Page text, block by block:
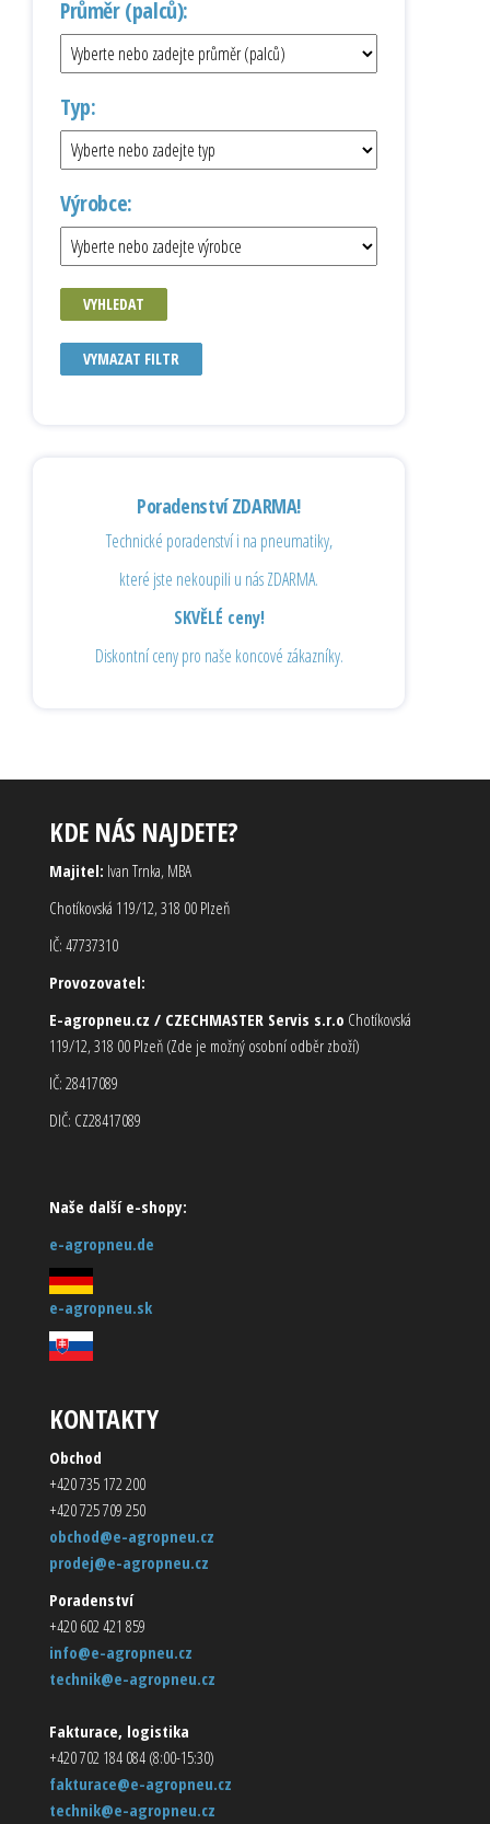
Průměr (palců):
Typ:
Výrobce:
VYHLEDAT
VYMAZAT FILTR
Poradenství ZDARMA!
Technické poradenství i na pneumatiky,
které jste nekoupili u nás ZDARMA.
SKVĚLÉ ceny!
Diskontní ceny pro naše koncové zákazníky.
KDE NÁS NAJDETE?
Majitel: Ivan Trnka, MBA
Chotíkovská 119/12, 318 00 Plzeň
IČ: 47737310
Provozovatel:
E-agropneu.cz / CZECHMASTER Servis s.r.o Chotíkovská
119/12, 318 00 Plzeň (Zde je možný osobní odběr zboží)
IČ: 28417089
DIČ: CZ28417089
Naše další e-shopy:
e-agropneu.de
e-agropneu.sk
KONTAKTY
Obchod
+420 735 172 200
+420 725 709 250
obchod@e-agropneu.cz
prodej@e-agropneu.cz
Poradenství
+420 602 421 859
info@e-agropneu.cz
technik@e-agropneu.cz
Fakturace, logistika
+420 702 184 084 (8:00-15:30)
fakturace@e-agropneu.cz
technik@e-agropneu.cz